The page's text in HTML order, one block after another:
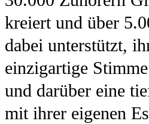
kreiert und über
dabei unterstützt,
einzigartige
und darüber eine
mit ihrer eigenen